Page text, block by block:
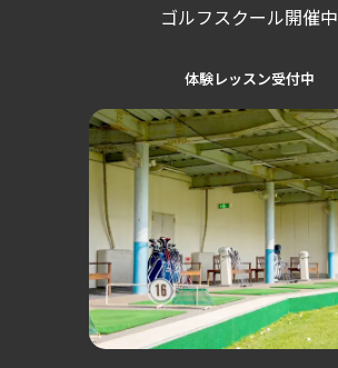
ゴルフスクール開催中
体験レッスン受付中